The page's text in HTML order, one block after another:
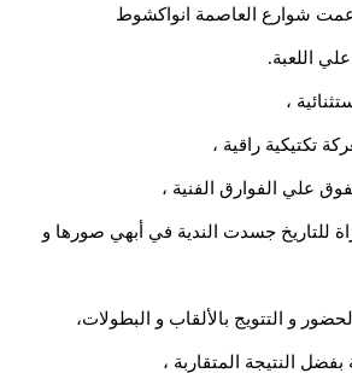
عمت شوارع العاصمة انواكشوط
اللعبة.
،
تكتيكية راقية ،
علي الفوارق الفنية ،
للتاريخ جسدت الندية في أبهي صورها و
و التتويج بالألقاب و البطولات،
النتيجة المتقاربة ،